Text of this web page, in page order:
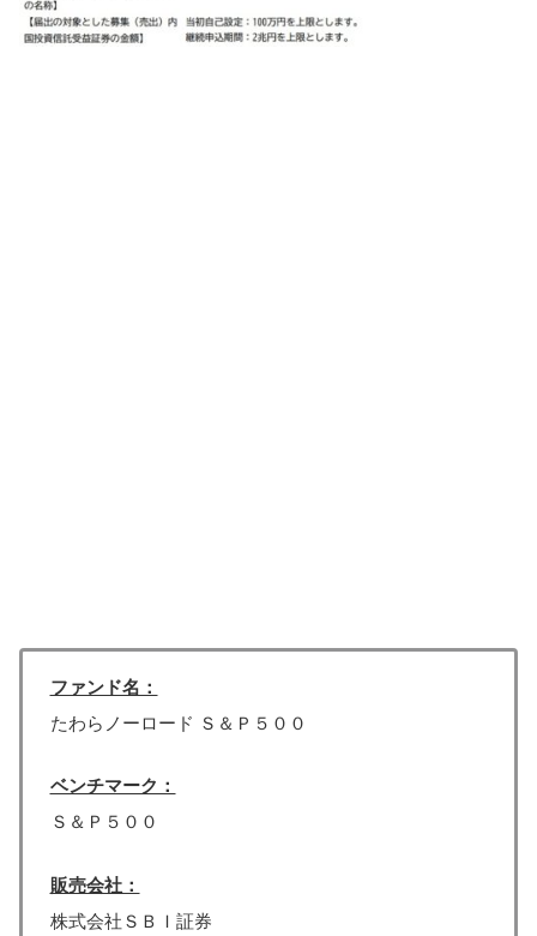
ファンド名：
たわらノーロード Ｓ＆Ｐ５００
ベンチマーク：
Ｓ＆Ｐ５００
販売会社：
株式会社ＳＢＩ証券